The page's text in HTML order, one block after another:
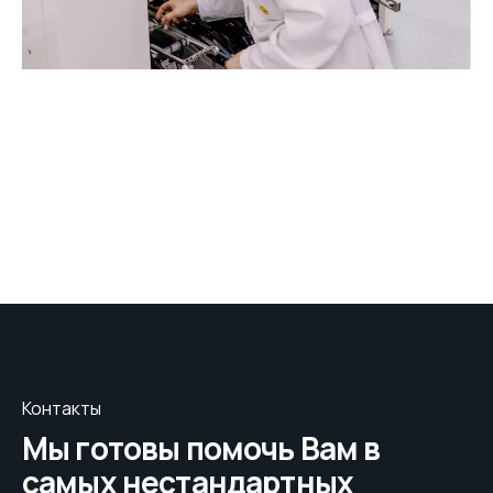
Контакты
Мы готовы помочь Вам в
самых нестандартных